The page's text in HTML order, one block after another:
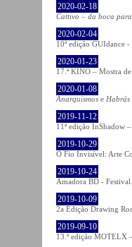
2020-02-18
Cattivo – da boca
2020-02-04
10ª edição GUIdance
2020-01-23
17.ª KINO – Mostra
2020-01-08
Anarquismos e Habrás
2019-11-12
11ª edição InShadow
2019-10-29
O Fio Invisível: Arte
2019-10-24
Amadora BD -
2019-10-09
2a Edição Drawing
2019-09-10
13.ª edição MOTELX